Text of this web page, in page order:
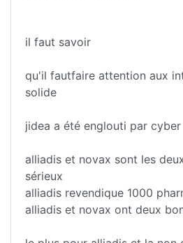
il faut savoir
qu'il fautfaire attention aux
solide
jidea a été englouti par
alliadis et novax sont les
sérieux
alliadis revendique 1000
alliadis et novax ont deux